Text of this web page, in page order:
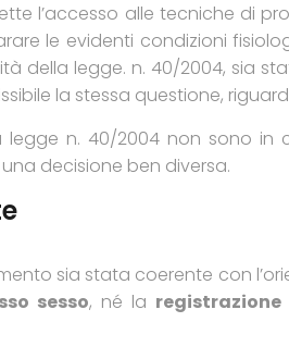
l’accesso alle tecniche di
le evidenti condizioni
della legge. n. 40/2004, sia
la stessa questione,
n. 40/2004 non sono
decisione ben diversa.
sia stata coerente con
sesso, né la